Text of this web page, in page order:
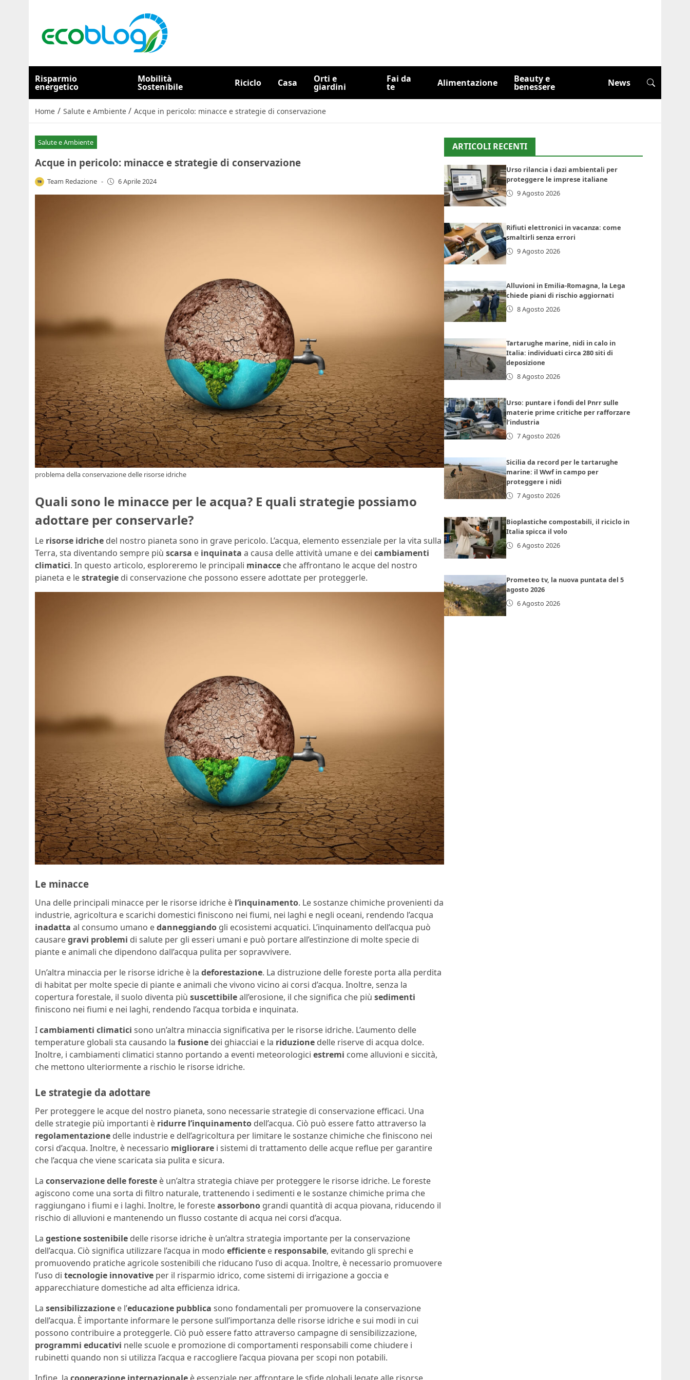
Risparmio
energetico
Mobilità
Sostenibile Riciclo Casa Orti e
giardini
Fai da
te Alimentazione Beauty e
benessere News
Home / Salute e Ambiente / Acque in pericolo: minacce e strategie di conservazione
Salute e Ambiente
Acque in pericolo: minacce e strategie di conservazione
Team Redazione - 6 Aprile 2024
problema della conservazione delle risorse idriche
Quali sono le minacce per le acqua? E quali strategie possiamo
adottare per conservarle?
Le risorse idriche del nostro pianeta sono in grave pericolo. L’acqua, elemento essenziale per la vita sulla
Terra, sta diventando sempre più scarsa e inquinata a causa delle attività umane e dei cambiamenti
climatici. In questo articolo, esploreremo le principali minacce che affrontano le acque del nostro
pianeta e lestrategie di conservazione che possono essere adottate per proteggerle.
Le minacce
Una delle principali minacce per le risorse idriche è l’inquinamento. Le sostanze chimiche provenienti da
industrie, agricoltura e scarichi domestici finiscono nei fiumi, nei laghi e negli oceani, rendendo l’acqua
inadatta al consumo umano edanneggiando gli ecosistemi acquatici. L’inquinamento dell’acqua può
causaregravi problemi di salute per gli esseri umani e può portare all’estinzione di molte specie di
piante e animali che dipendono dall’acqua pulita per sopravvivere.
Un’altra minaccia per le risorse idriche è la deforestazione. La distruzione delle foreste porta alla perdita
di habitat per molte specie di piante e animali che vivono vicino ai corsi d’acqua. Inoltre, senza la
copertura forestale, il suolo diventa più suscettibileall’erosione, il che significa che più sedimenti
finiscono nei fiumi e nei laghi, rendendo l’acqua torbida e inquinata.
Icambiamenti climatici sono un’altra minaccia significativa per le risorse idriche. L’aumento delle
temperature globali sta causando la fusione dei ghiacciai e la riduzione delle riserve di acqua dolce.
Inoltre, i cambiamenti climatici stanno portando a eventi meteorologici estremi come alluvioni e siccità,
che mettono ulteriormente a rischio le risorse idriche.
Le strategie da adottare
Per proteggere le acque del nostro pianeta, sono necessarie strategie di conservazione efficaci. Una
delle strategie più importanti è ridurre l’inquinamento dell’acqua. Ciò può essere fatto attraverso la
regolamentazione delle industrie e dell’agricoltura per limitare le sostanze chimiche che finiscono nei
corsi d’acqua. Inoltre, è necessario migliorare i sistemi di trattamento delle acque reflue per garantire
che l’acqua che viene scaricata sia pulita e sicura.
La conservazione delle foreste è un’altra strategia chiave per proteggere le risorse idriche. Le foreste
agiscono come una sorta di filtro naturale, trattenendo i sedimenti e le sostanze chimiche prima che
raggiungano i fiumi e i laghi. Inoltre, le foresteassorbono grandi quantità di acqua piovana, riducendo il
rischio di alluvioni e mantenendo un flusso costante di acqua nei corsi d’acqua.
La gestione sostenibile delle risorse idriche è un’altra strategia importante per la conservazione
dell’acqua. Ciò significa utilizzare l’acqua in modo efficiente e responsabile, evitando gli sprechi e
promuovendo pratiche agricole sostenibili che riducano l’uso di acqua. Inoltre, è necessario promuovere
l’uso di tecnologie innovative per il risparmio idrico, come sistemi di irrigazione a goccia e
apparecchiature domestiche ad alta efficienza idrica.
La sensibilizzazione e l’educazione pubblica sono fondamentali per promuovere la conservazione
dell’acqua. È importante informare le persone sull’importanza delle risorse idriche e sui modi in cui
possono contribuire a proteggerle. Ciò può essere fatto attraverso campagne di sensibilizzazione,
programmi educativi nelle scuole e promozione di comportamenti responsabili come chiudere i
rubinetti quando non si utilizza l’acqua e raccogliere l’acqua piovana per scopi non potabili.
ARTICOLI RECENTI
Urso rilancia i dazi ambientali per
proteggere le imprese italiane
9 Agosto 2026
Rifiuti elettronici in vacanza: come
smaltirli senza errori
9 Agosto 2026
Alluvioni in Emilia-Romagna, la Lega
chiede piani di rischio aggiornati
8 Agosto 2026
Tartarughe marine, nidi in calo in
Italia: individuati circa 280 siti di
deposizione
8 Agosto 2026
Urso: puntare i fondi del Pnrr sulle
materie prime critiche per rafforzare
l’industria
7 Agosto 2026
Sicilia da record per le tartarughe
marine: il Wwf in campo per
proteggere i nidi
7 Agosto 2026
Bioplastiche compostabili, il riciclo in
Italia spicca il volo
6 Agosto 2026
Prometeo tv, la nuova puntata del 5
agosto 2026
6 Agosto 2026